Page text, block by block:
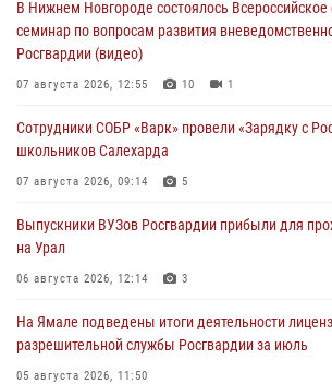
В Нижнем Новгороде состоялось
семинар по вопросам развития
Росгвардии (видео)
07 августа 2026, 12:55 10 1
Сотрудники СОБР «Варк» провели «Зарядку с
школьников Салехарда
07 августа 2026, 09:14 5
Выпускники ВУЗов Росгвардии прибыли для
на Урал
06 августа 2026, 12:14 3
На Ямале подведены итоги деятельности
разрешительной службы Росгвардии за июль
05 августа 2026, 11:50